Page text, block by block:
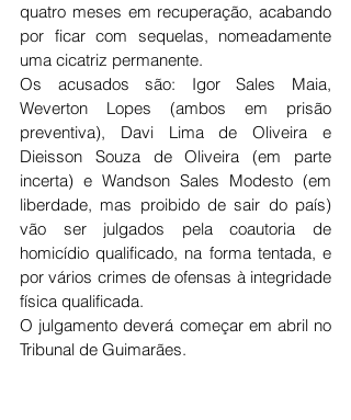
quatro meses em recuperação, acabando
por ficar com sequelas, nomeadamente
uma cicatriz permanente.
Os acusados são: Igor Sales Maia,
Weverton Lopes (ambos em prisão
preventiva), Davi Lima de Oliveira e
Dieisson Souza de Oliveira (em parte
incerta) e Wandson Sales Modesto (em
liberdade, mas proibido de sair do país)
vão ser julgados pela coautoria de
homicídio qualificado, na forma tentada, e
por vários crimes de ofensas à integridade
física qualificada.
O julgamento deverá começar em abril no
Tribunal de Guimarães.